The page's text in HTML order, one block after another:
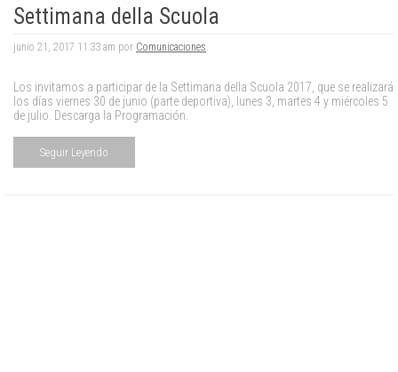
Settimana della Scuola
junio 21, 2017 11:33 am por Comunicaciones.
Los invitamos a participar de la Settimana della Scuola 2017, que se realizará
los días viernes 30 de junio (parte deportiva), lunes 3, martes 4 y miércoles 5
de julio. Descarga la Programación.
Seguir Leyendo